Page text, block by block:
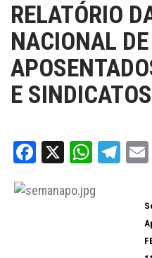
RELATÓRIO
NACIONAL
E
Facebook
X